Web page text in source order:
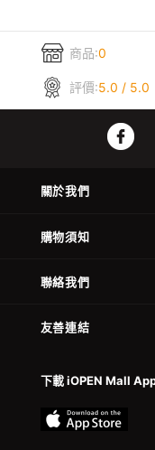
商品:0
評價:5.0 / 5.0
關於我們
購物須知
聯絡我們
友善連結
下載 iOPEN Mall